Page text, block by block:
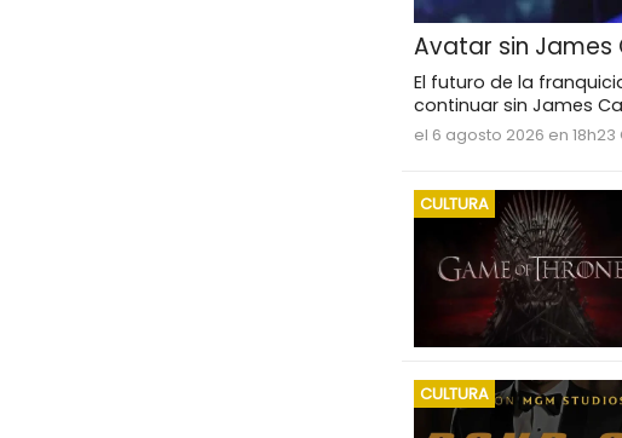
Avatar sin
El futuro de la
continuar sin James
el 6 agosto 2026 en 18h23
CULTURA
CULTURA